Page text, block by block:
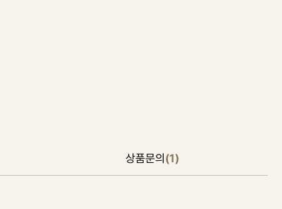
상품문의 (1)